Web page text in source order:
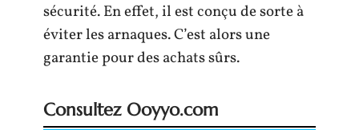
sécurité. En effet, il est conçu de sorte à
éviter les arnaques. C’est alors une
garantie pour des achats sûrs.
Consultez Ooyyo.com